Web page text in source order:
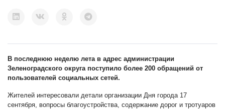
В последнюю неделю лета в адрес администрации
Зеленоградского округа поступило более 200 обращений от
пользователей социальных сетей.
Жителей интересовали детали организации Дня города 17
сентября, вопросы благоустройства, содержание дорог и тротуаров